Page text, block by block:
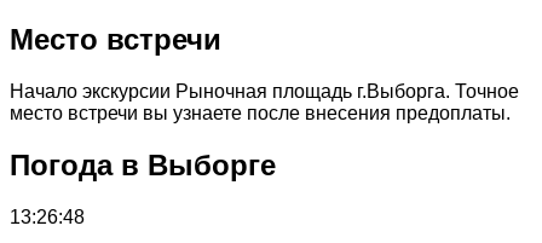
Место встречи
Начало экскурсии Рыночная площадь г.Выборга. Точное
место встречи вы узнаете после внесения предоплаты.
Погода в Выборге
13:26:48